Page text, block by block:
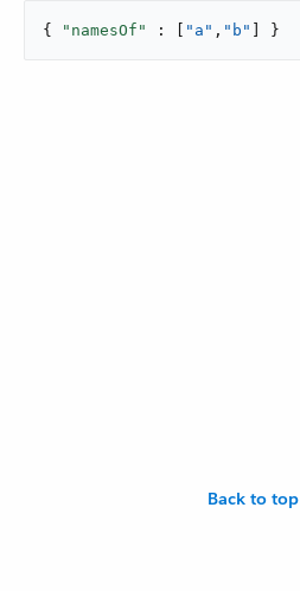
{ "namesOf" : [ "a" , "b" ] }
Back to top